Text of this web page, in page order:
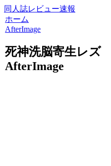
同人誌レビュー速報
ホーム
AfterImage
死神洗脳寄生レズ
AfterImage